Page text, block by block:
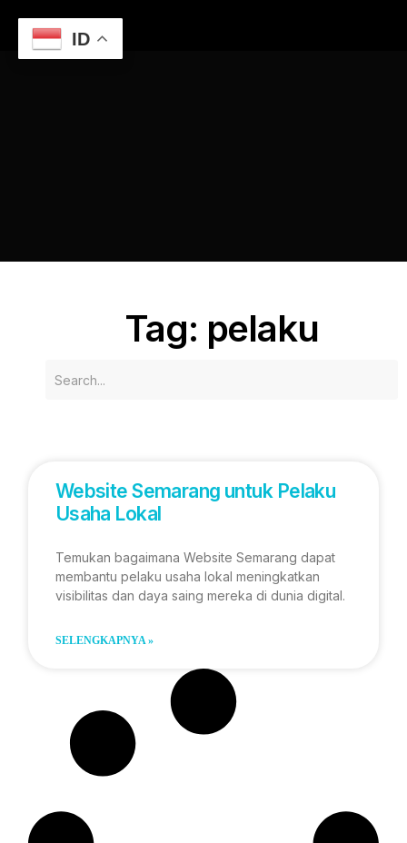
Tag: pelaku
Website Semarang untuk Pelaku
Usaha Lokal
Temukan bagaimana Website Semarang dapat
membantu pelaku usaha lokal meningkatkan
visibilitas dan daya saing mereka di dunia digital.
SELENGKAPNYA »
ID